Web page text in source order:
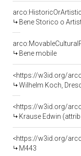
Bene Storico o
Bene mobile
<https://w3id.org/
Wilhelm Koch,
<https://w3id.org/
Krause Edwin
<https://w3id.org/
M443